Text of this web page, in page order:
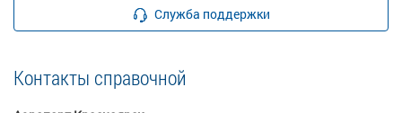
Служба поддержки
Контакты справочной